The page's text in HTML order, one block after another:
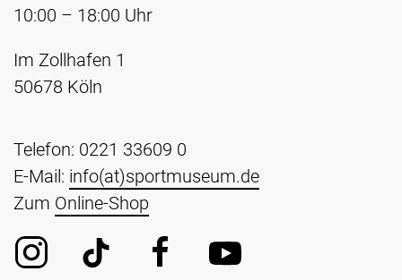
10:00 – 18:00 Uhr
Im Zollhafen 1
50678 Köln
Telefon: 0221 33609 0
E-Mail: info(at)sportmuseum.de
Zum Online-Shop